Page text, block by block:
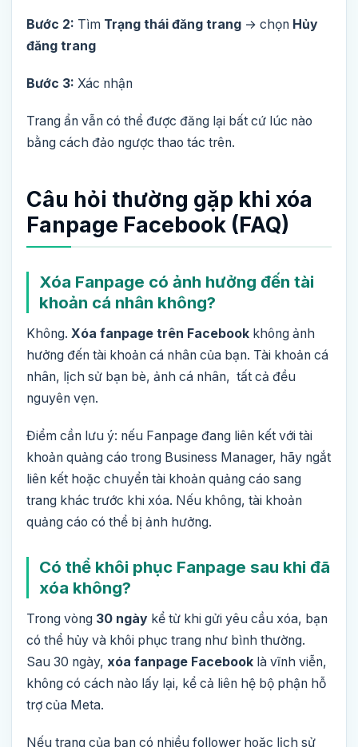
Bước 2: Tìm Trạng thái đăng trang → chọn Hủy
đăng trang
Bước 3: Xác nhận
Trang ẩn vẫn có thể được đăng lại bất cứ lúc nào
bằng cách đảo ngược thao tác trên.
Câu hỏi thường gặp khi xóa
Fanpage Facebook (FAQ)
Xóa Fanpage có ảnh hưởng đến tài
khoản cá nhân không?
Không. Xóa fanpage trên Facebook không ảnh
hưởng đến tài khoản cá nhân của bạn. Tài khoản cá
nhân, lịch sử bạn bè, ảnh cá nhân, tất cả đều
nguyên vẹn.
Điểm cần lưu ý: nếu Fanpage đang liên kết với tài
khoản quảng cáo trong Business Manager, hãy ngắt
liên kết hoặc chuyển tài khoản quảng cáo sang
trang khác trước khi xóa. Nếu không, tài khoản
quảng cáo có thể bị ảnh hưởng.
Có thể khôi phục Fanpage sau khi đã
xóa không?
Trong vòng 30 ngày kể từ khi gửi yêu cầu xóa, bạn
có thể hủy và khôi phục trang như bình thường.
Sau 30 ngày, xóa fanpage Facebook là vĩnh viễn,
không có cách nào lấy lại, kể cả liên hệ bộ phận hỗ
trợ của Meta.
Nếu trang của bạn có nhiều follower hoặc lịch sử